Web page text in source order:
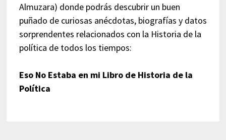
Almuzara) donde podrás descubrir un buen
puñado de curiosas anécdotas, biografías y datos
sorprendentes relacionados con la Historia de la
política de todos los tiempos:
Eso No Estaba en mi Libro de Historia de la
Política